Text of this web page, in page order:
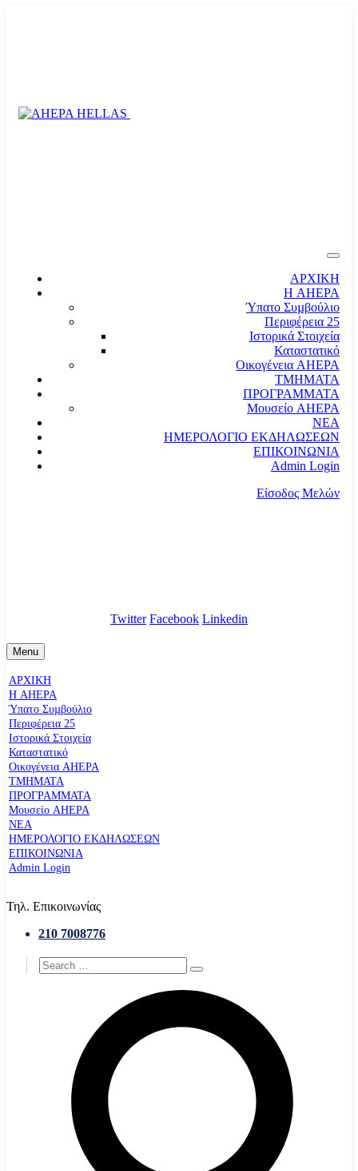
ΑΡΧΙΚΗ
Η AHEPA
Ύπατο Συµβούλιο
Περιφέρεια 25
Ιστορικά Στοιχεία
Καταστατικό
Οικογένεια AHEPA
ΤΜΗΜΑΤΑ
ΠΡΟΓΡΑΜΜΑΤΑ
Μουσείο AHEPA
ΝΕΑ
ΗΜΕΡΟΛΟΓΙΟ ΕΚΔΗΛΩΣΕΩΝ
ΕΠΙΚΟΙΝΩΝΙΑ
Admin Login
Είσοδος Μελών
Twitter Facebook Linkedin
Menu
ΑΡΧΙΚΗ
Η AHEPA
Ύπατο Συµβούλιο
Περιφέρεια 25
Ιστορικά Στοιχεία
Καταστατικό
Οικογένεια AHEPA
ΤΜΗΜΑΤΑ
ΠΡΟΓΡΑΜΜΑΤΑ
Μουσείο AHEPA
ΝΕΑ
ΗΜΕΡΟΛΟΓΙΟ ΕΚΔΗΛΩΣΕΩΝ
ΕΠΙΚΟΙΝΩΝΙΑ
Admin Login
Τηλ. Επικοινωνίας
210 7008776